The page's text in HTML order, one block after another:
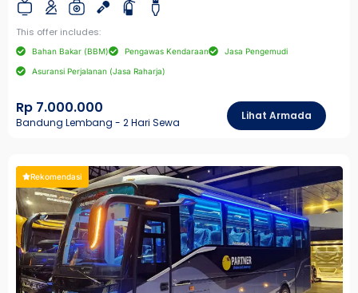
This offer includes:
Bahan Bakar (BBM) Pengawas Kendaraan Jasa Pengemudi
Asuransi Perjalanan (Jasa Raharja)
Rp 7.000.000
Bandung Lembang - 2 Hari Sewa
Lihat Armada
Rekomendasi